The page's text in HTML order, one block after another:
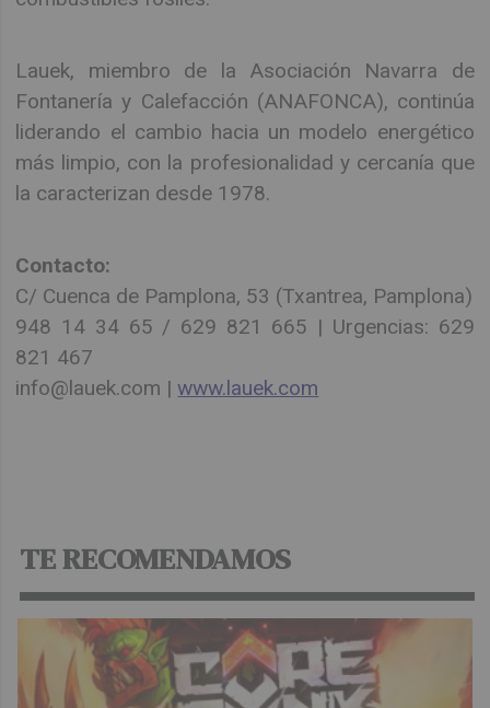
Lauek, miembro de la Asociación Navarra de
Fontanería y Calefacción (ANAFONCA), continúa
liderando el cambio hacia un modelo energético
más limpio, con la profesionalidad y cercanía que
la caracterizan desde 1978.
Contacto:
C/ Cuenca de Pamplona, 53 (Txantrea, Pamplona)
948 14 34 65 / 629 821 665 | Urgencias: 629
821 467
info@lauek.com |www.lauek.com
TE RECOMENDAMOS